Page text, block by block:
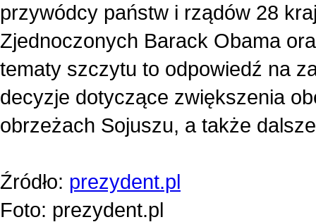
przywódcy państw i rządów 28
Zjednoczonych Barack Obama
tematy szczytu to odpowiedź na
decyzje dotyczące zwiększenia
obrzeżach Sojuszu, a także
Źródło: prezydent.pl
Foto: prezydent.pl